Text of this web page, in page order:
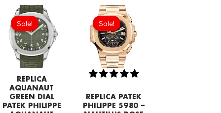
Sale!
Sale!
REPLICA
AQUANAUT
GREEN DIAL
PATEK PHILIPPE
Original
price
was:
£344.00.£208.12.
Sale!
Sale!
REPLICA PATEK
PHILIPPE 5980 –
Original
price
was:
£301.00.